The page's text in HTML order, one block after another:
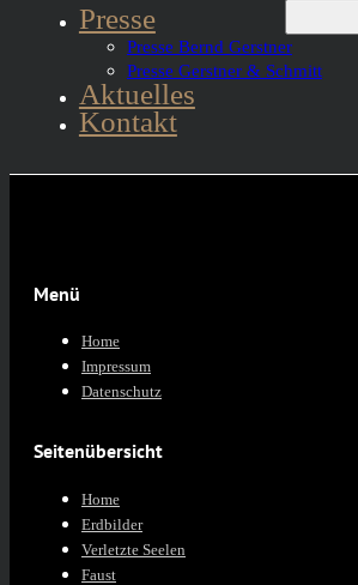
Presse
Presse Bernd Gerstner
Presse Gerstner & Schmitt
Aktuelles
Kontakt
Menü
Home
Impressum
Datenschutz
Seitenübersicht
Home
Erdbilder
Verletzte Seelen
Faust